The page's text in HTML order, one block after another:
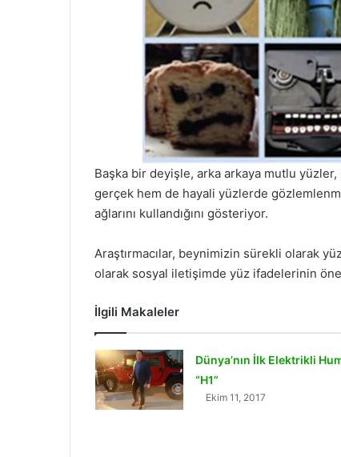
Başka bir deyişle, arka arkaya mutlu
gerçek hem de hayali yüzlerde
ağlarını kullandığını gösteriyor.
Araştırmacılar, beynimizin sürekli olarak
olarak sosyal iletişimde yüz ifadelerinin
İlgili Makaleler
Dünya’nın İlk Elektrikli
“H1”
Ekim 11, 2017